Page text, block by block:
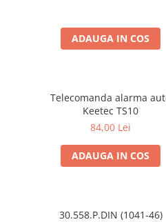
ADAUGA IN COS
Telecomanda alarma
Keetec TS10
84,00 Lei
ADAUGA IN COS
30.558.P.DIN (1041-46)